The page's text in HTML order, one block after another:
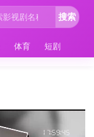
体育 短剧
搜索